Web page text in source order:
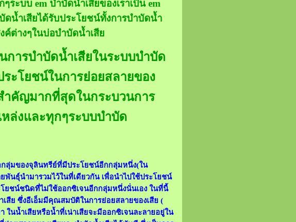
ะบบ em บำบัดน้ำเสียของเราเป็น em
น้ำเสียได้รับประโยชน์ทั้งการบำบัดน้ำ
ค์ต่างๆในบ่อบำบัดน้ำเสีย
ารบำบัดน้ำเสียในระบบบำบัด
ะโยชน์ในการย่อยสลายของ
ำคัญมากที่สุดในกระบวนการ
ล่งและทุกๆระบบบำบัด
ลุ่มของจุลินทรีย์ที่มีประโยชน์อีกกลุ่มหนึ่ง(ใน
นธุ์นำมารวมไว้ในที่เดียวกัน เพื่อนำไปใช้ประโยชน์
ยชน์ชนิดที่ไม่ใช้ออกซิเจนอีกกลุ่มหนึ่งนั่นเอง ในที่นี้
สีย ซึ่งอีเอ็มมีคุณสมบัติในการย่อยสลายของเสีย (
นน้ำเสียหรือน้ำที่เน่าเสียจะมีออกซิเจนละลายอยู่ใน